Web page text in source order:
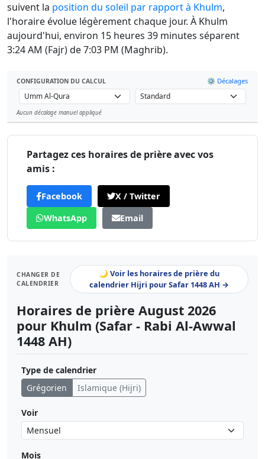
suivent la position du soleil par rapport à Khulm,
l'horaire évolue légèrement chaque jour. À Khulm
aujourd'hui, environ 15 heures 39 minutes séparent
3:24 AM (Fajr) de 7:03 PM (Maghrib).
CONFIGURATION DU CALCUL ⚙️ Décalages
Aucun décalage manuel appliqué
Partagez ces horaires de prière avec vos
amis :
Facebook
X / Twitter
WhatsApp
Email
CHANGER DE
CALENDRIER
🌙 Voir les horaires de prière du
calendrier Hijri pour Safar 1448 AH →
Horaires de prière August 2026
pour Khulm (Safar - Rabi Al-Awwal
1448 AH)
Type de calendrier
Grégorien
Islamique (Hijri)
Voir
Mois